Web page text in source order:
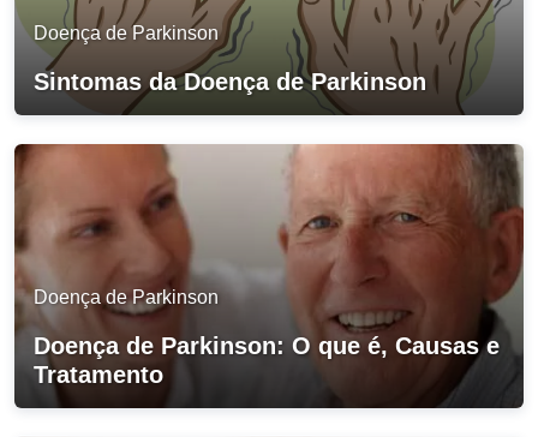
Doença de Parkinson
Sintomas da Doença de Parkinson
Doença de Parkinson
Doença de Parkinson: O que é, Causas e
Tratamento